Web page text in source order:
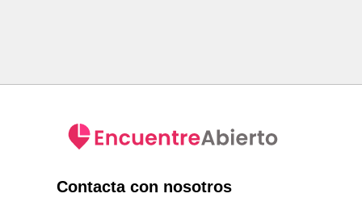
Contacta con nosotros